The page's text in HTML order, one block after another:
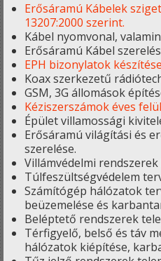
Erősáramú Kábelek
13207:2000 szerint.
Kábel nyomvonal,
Erősáramú Kábel
EPH bizonylatok
Koax szerkezetű
GSM, 3G állomások
Kéziszerszámok éves
Épület villamossági
Erősáramú világítási és
szerelése.
Villámvédelmi
Túlfeszültségvédelem
Számítógép hálózatok
beüzemelése és
Beléptető rendszerek
Térfigyelő, belső és táv
hálózatok kiépítése,